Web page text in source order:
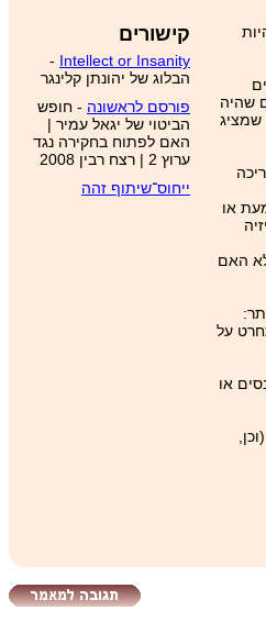
שהיה
שמציג
או
האם
על
או
קישורים
Intellect or Insanity
-
הבלוג של יהונתן קלינגר
פורסם לראשונה - חופש
הביטוי של יגאל עמיר |
האם לפתוח בחקירה נגד
ערוץ 2 | רצח רבין 2008‬
ייחוס־שיתוף זהה